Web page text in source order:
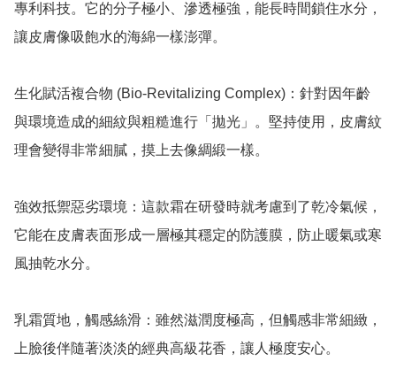
專利科技。它的分子極小、滲透極強，能長時間鎖住水分，
讓皮膚像吸飽水的海綿一樣澎彈。
生化賦活複合物 (Bio-Revitalizing Complex)：針對因年齡
與環境造成的細紋與粗糙進行「拋光」。堅持使用，皮膚紋
理會變得非常細膩，摸上去像綢緞一樣。
強效抵禦惡劣環境：這款霜在研發時就考慮到了乾冷氣候，
它能在皮膚表面形成一層極其穩定的防護膜，防止暖氣或寒
風抽乾水分。
乳霜質地，觸感絲滑：雖然滋潤度極高，但觸感非常細緻，
上臉後伴隨著淡淡的經典高級花香，讓人極度安心。